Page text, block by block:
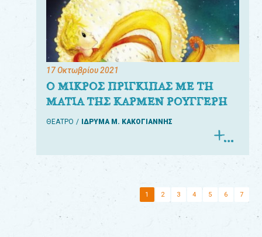
17 Οκτωβρίου 2021
Ο ΜΙΚΡΟΣ ΠΡΙΓΚΙΠΑΣ ΜΕ ΤΗ
ΜΑΤΙΑ ΤΗΣ ΚΑΡΜΕΝ ΡΟΥΓΓΕΡΗ
ΘΕΑΤΡΟ ΙΔΡΥΜΑ Μ. ΚΑΚΟΓΙΑΝΝΗΣ
1 2 3 4 5 6 7